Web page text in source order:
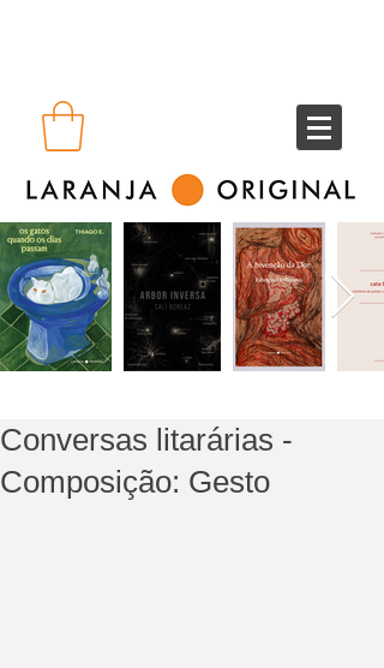
Conversas litarárias -
Composição: Gesto